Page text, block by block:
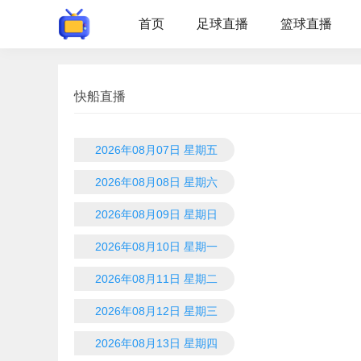
首页 足球直播 篮球直播
快船直播
2026年08月07日 星期五
2026年08月08日 星期六
2026年08月09日 星期日
2026年08月10日 星期一
2026年08月11日 星期二
2026年08月12日 星期三
2026年08月13日 星期四